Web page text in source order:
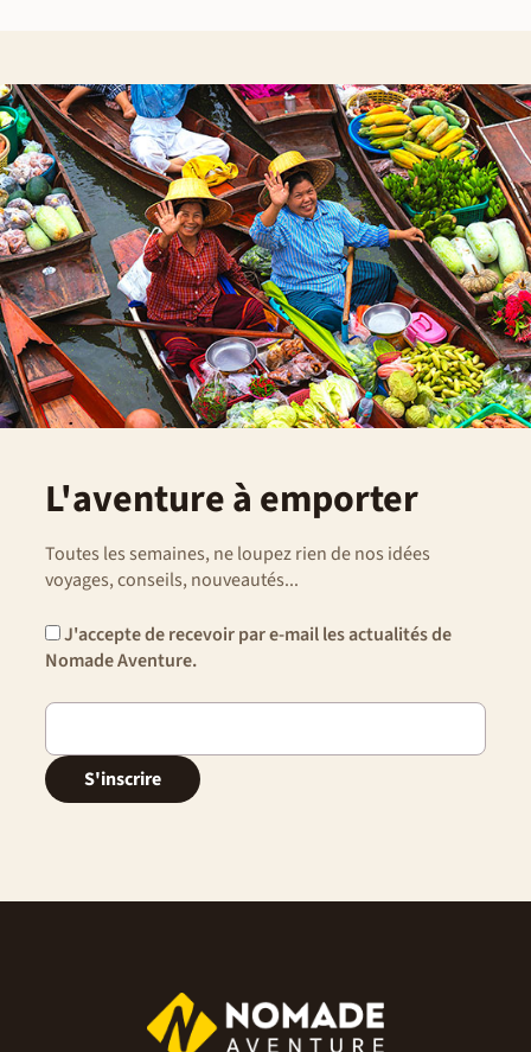
L'aventure à emporter
Toutes les semaines, ne loupez rien de nos idées
voyages, conseils, nouveautés...
J'accepte de recevoir par e-mail les actualités de
Nomade Aventure.
S'inscrire